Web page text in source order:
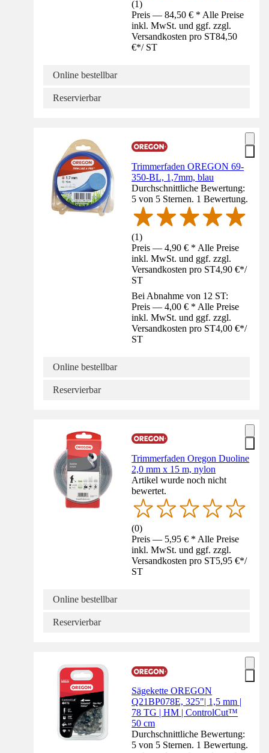
(1)
Preis — 84,50 € * Alle Preise
inkl. MwSt. und ggf. zzgl.
Versandkosten pro ST84,50
€*/ ST
Online bestellbar
Reservierbar
Trimmerfaden OREGON 69-
350-BL, 1,7mm, blau
Durchschnittliche Bewertung:
5 von 5 Sternen. 1 Bewertung.
(1)
Preis — 4,90 € * Alle Preise
inkl. MwSt. und ggf. zzgl.
Versandkosten pro ST4,90 €*/
ST
Bei Abnahme von 12 ST:
Preis — 4,00 € * Alle Preise
inkl. MwSt. und ggf. zzgl.
Versandkosten pro ST4,00 €*/
ST
Online bestellbar
Reservierbar
Trimmerfaden Oregon Duoline
2,0 mm x 15 m, nylon
Artikel wurde noch nicht
bewertet.
(0)
Preis — 5,95 € * Alle Preise
inkl. MwSt. und ggf. zzgl.
Versandkosten pro ST5,95 €*/
ST
Online bestellbar
Reservierbar
Sägekette OREGON
Q21BP078E, 325"| 1,5 mm |
78 TG | HM | ControlCut™
50 cm
Durchschnittliche Bewertung:
5 von 5 Sternen. 1 Bewertung.